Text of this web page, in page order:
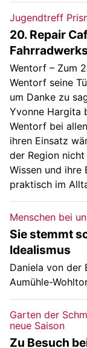
Jugendtreff
20. Repair
Wentorf – Zum
Wentorf seine
um Danke zu
Yvonne Hargita
Wentorf bei
ihren Einsatz
der Region
Wissen und ihre
praktisch im
Menschen bei
Sie stemmt
Idealismus
Daniela von der
Aumühle-
Garten der
neue Saison
Zu Besuch